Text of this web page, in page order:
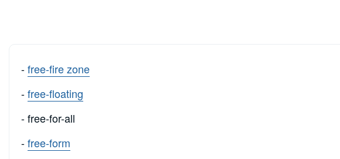
-free-fire zone
-free-floating
- free-for-all
-free-form